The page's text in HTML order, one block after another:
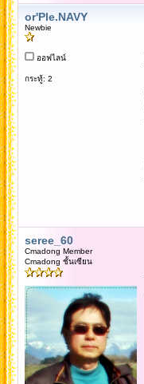
or'Ple.NAVY
Newbie
ออฟไลน์
กระทู้: 2
seree_60
Cmadong Member
Cmadong ชั้นเซียน